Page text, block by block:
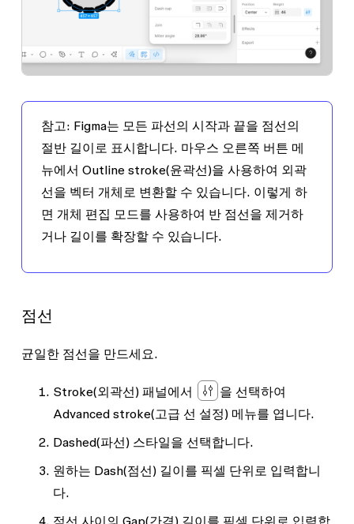
참고: Figma는 모든 파선의 시작과 끝을 점선의
절반 길이로 표시합니다. 마우스 오른쪽 버튼 메
뉴에서 Outline stroke(윤곽선)을 사용하여 외곽
선을 벡터 개체로 변환할 수 있습니다. 이렇게 하
면 개체 편집 모드를 사용하여 반 점선을 제거하
거나 길이를 확장할 수 있습니다.
점선
균일한 점선을 만드세요.
Stroke(외곽선) 패널에서
을 선택하여
Advanced stroke(고급 선 설정) 메뉴를 엽니다.
Dashed(파선) 스타일을 선택합니다.
원하는 Dash(점선) 길이를 픽셀 단위로 입력합니
다.
점선 사이의 Gap(간격) 길이를 픽셀 단위로 입력합